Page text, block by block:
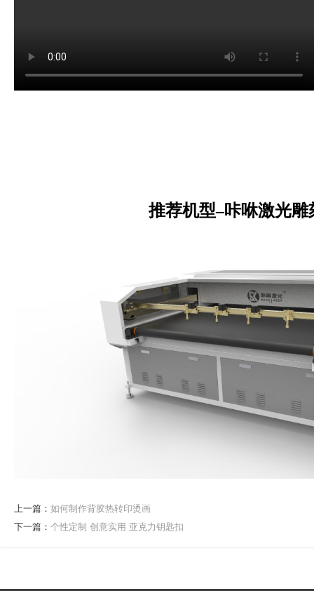
推荐机型–咔咻激光雕
上一篇： 如何制作背胶热转印烫画
下一篇： 个性定制 创意实用 亚克力钥匙扣